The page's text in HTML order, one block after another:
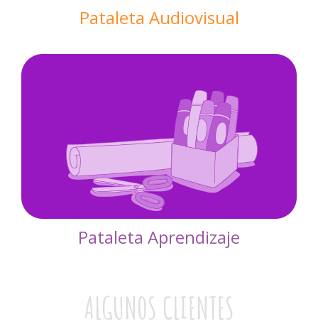
Pataleta Audiovisual
Pataleta Aprendizaje
ALGUNOS CLIENTES